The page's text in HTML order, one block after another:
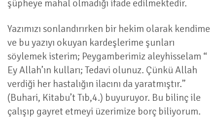
şüpheye mahal olmadığı ifade edilmektedir.
Yazımızı sonlandırırken bir hekim olarak kendime
ve bu yazıyı okuyan kardeşlerime şunları
söylemek isterim; Peygamberimiz aleyhisselam “
Ey Allah’ın kulları; Tedavi olunuz. Çünkü Allah
verdiği her hastalığın ilacını da yaratmıştır.”
(Buhari, Kitabu’t Tıb,4.) buyuruyor. Bu bilinç ile
çalışıp gayret etmeyi üzerimize borç biliyorum.